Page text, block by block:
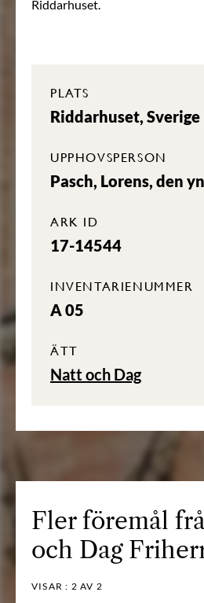
Riddarhuset.
PLATS
Riddarhuset, Sverige
UPPHOVSPERSON
Pasch, Lorens, den
ARK ID
17-14544
INVENTARIENUMMER
A 05
ÄTT
Natt och Dag
Fler föremål
och Dag
VISAR : 2 AV 2